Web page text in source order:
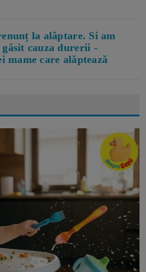
la alăptare. Si am
cauza durerii -
mame care alăptează